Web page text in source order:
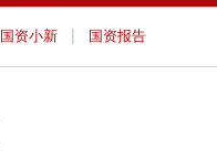
国资小新 | 国资报告